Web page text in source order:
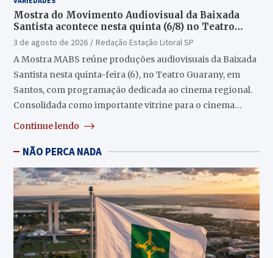
Mostra do Movimento Audiovisual da Baixada
Santista acontece nesta quinta (6/8) no Teatro
Guarany
3 de agosto de 2026
Redação Estação Litoral SP
A Mostra MABS reúne produções audiovisuais da Baixada
Santista nesta quinta-feira (6), no Teatro Guarany, em
Santos, com programação dedicada ao cinema regional.
Consolidada como importante vitrine para o cinema…
Continue lendo
NÃO PERCA NADA